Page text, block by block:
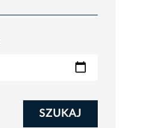
SZUKAJ